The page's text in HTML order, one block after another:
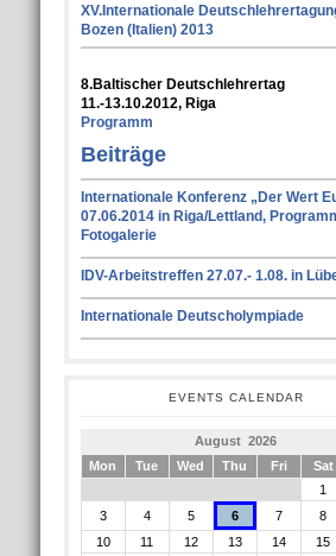
XV.Internationale
Bozen (Italien) 2013
8.Baltischer Deutschlehrertag
11.-13.10.2012, Riga
Programm
Beiträge
Internationale Konferenz „Der Wert
07.06.2014 in Riga/Lettland,
Fotogalerie
IDV-Arbeitstreffen 27.07.- 1.08. in
Internationale Deutscholympiade
EVENTS CALENDAR
August 2026
Mon
Tue Wed Thu Fri Sat
1
3
4 5 6 7 8
10
11 12 13 14 15